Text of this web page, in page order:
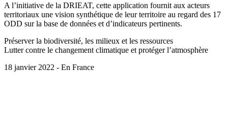
A l’initiative de la DRIEAT, cette application fournit aux acteurs
territoriaux une vision synthétique de leur territoire au regard des 17
ODD sur la base de données et d’indicateurs pertinents.
Préserver la biodiversité, les milieux et les ressources
Lutter contre le changement climatique et protéger l’atmosphère
18 janvier 2022 - En France